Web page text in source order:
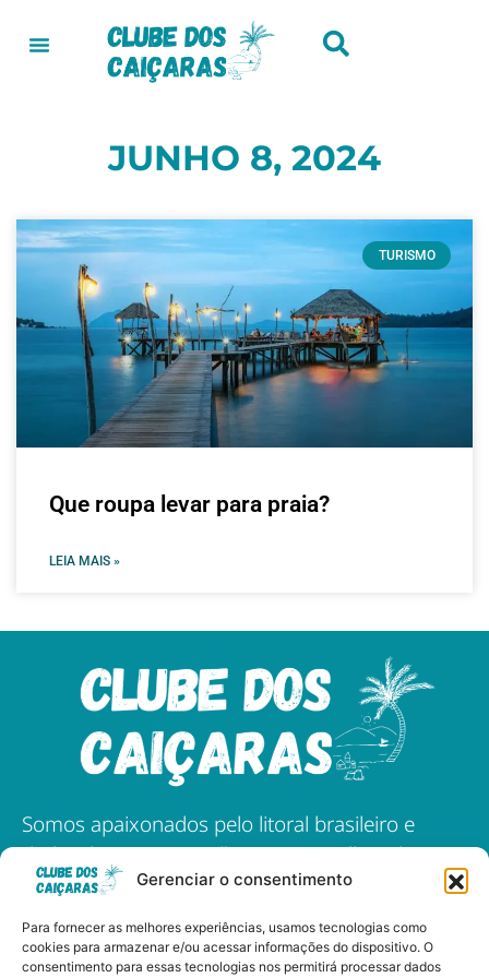
Gerenciar o consentimento
Para fornecer as melhores experiências, usamos tecnologias como
cookies para armazenar e/ou acessar informações do dispositivo. O
consentimento para essas tecnologias nos permitirá processar dados
JUNHO 8, 2024
TURISMO
Que roupa levar para praia?
LEIA MAIS »
Somos apaixonados pelo litoral brasileiro e
dedicados a compartilhar as maravilhas das
nossas praias, cultura, e gastronomia.